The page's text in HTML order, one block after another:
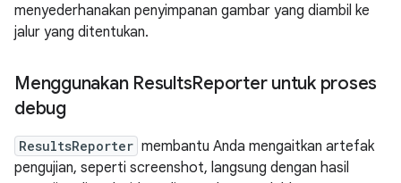
menyederhanakan penyimpanan gambar yang diambil ke
jalur yang ditentukan.
Menggunakan ResultsReporter untuk proses
debug
ResultsReporter membantu Anda mengaitkan artefak
pengujian, seperti screenshot, langsung dengan hasil